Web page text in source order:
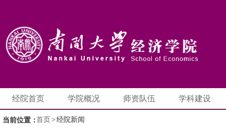
经院首页 学院概况 师资队伍 学科建设
当前位置：首页 > 经院新闻